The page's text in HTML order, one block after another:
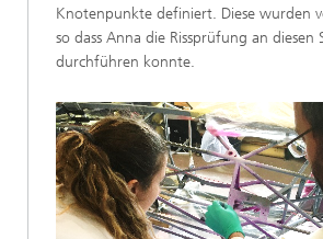
Knotenpunkte definiert. Diese wurden
so dass Anna die Rissprüfung an diesen
durchführen konnte.